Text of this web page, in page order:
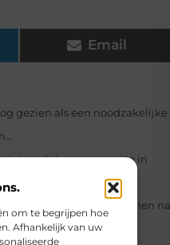
om te begrijpen hoe
Afhankelijk van uw
Email
gezien als een noodzakelijke
bij uw wasserette in
volledig tot rust kan komen na